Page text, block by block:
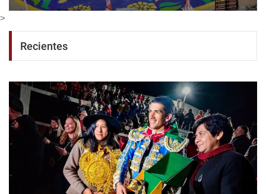
>
Recientes